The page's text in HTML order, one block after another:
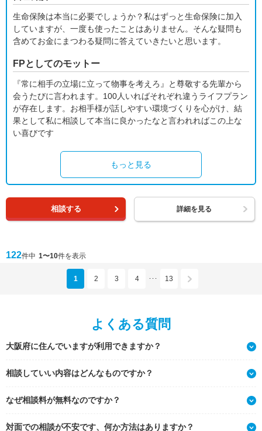
生命保険は本当に必要でしょうか？私はずっと生命保険に加入
していますが、一度も使ったことはありません。そんな疑問も
含めてお金にまつわる疑問に答えていきたいと思います。
FPとしてのモットー
『常に相手の立場に立って物事を考えろ』と尊敬する先輩から
会うたびに言われます。100人いればそれぞれ違うライフプラン
が存在します。お相手様が話しやすい環境づくりを心がけ、結
果として私に相談して本当に良かったなと言われればこの上な
い喜びです
もっと見る
相談する 詳細を見る
122件中 1〜10件を表示
1 2 3 4 ･･･ 13
よくある質問
大阪府に住んでいますが利用できますか？
相談していい内容はどんなものですか？
なぜ相談料が無料なのですか？
対面での相談が不安です、何か方法はありますか？